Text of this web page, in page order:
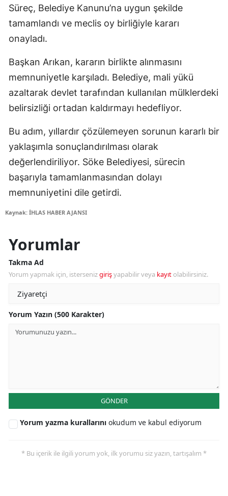
Süreç, Belediye Kanunu’na uygun şekilde
tamamlandı ve meclis oy birliğiyle kararı
onayladı.
Başkan Arıkan, kararın birlikte alınmasını
memnuniyetle karşıladı. Belediye, mali yükü
azaltarak devlet tarafından kullanılan mülklerdeki
belirsizliği ortadan kaldırmayı hedefliyor.
Bu adım, yıllardır çözülemeyen sorunun kararlı bir
yaklaşımla sonuçlandırılması olarak
değerlendiriliyor. Söke Belediyesi, sürecin
başarıyla tamamlanmasından dolayı
memnuniyetini dile getirdi.
Kaynak: İHLAS HABER AJANSI
Yorumlar
Takma Ad
Yorum yapmak için, istersenizgirişyapabilir veya kayıt olabilirsiniz.
Yorum Yazın (500 Karakter)
GÖNDER
Yorum yazma kurallarını okudum ve kabul ediyorum
* Bu içerik ile ilgili yorum yok, ilk yorumu siz yazın, tartışalım *